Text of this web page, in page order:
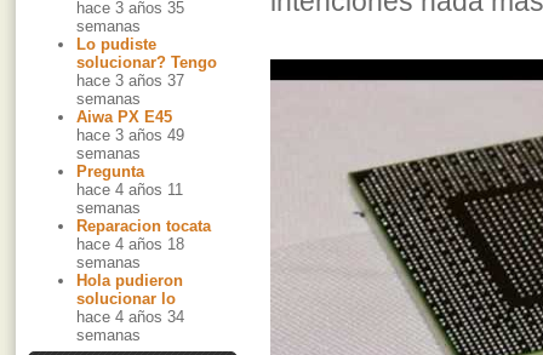
hace 3 años 35
semanas
Lo pudiste
solucionar? Tengo
hace 3 años 37
semanas
Aiwa PX E45
hace 3 años 49
semanas
Pregunta
hace 4 años 11
semanas
Reparacion tocata
hace 4 años 18
semanas
Hola pudieron
solucionar lo
hace 4 años 34
semanas